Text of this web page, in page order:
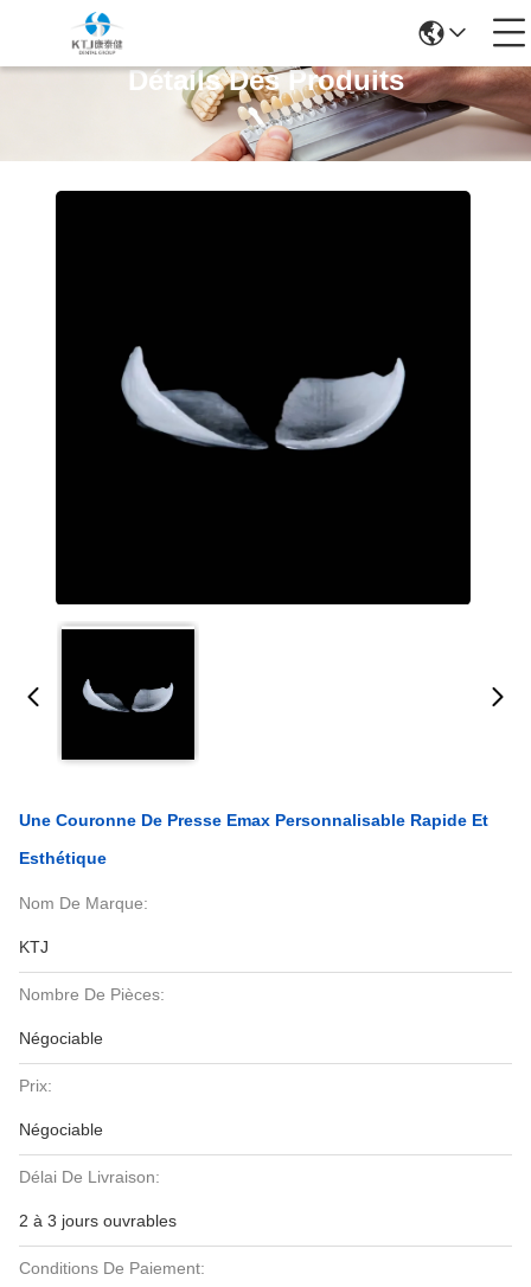
Détails Des Produits
Une Couronne De Presse Emax Personnalisable Rapide Et
Esthétique
Nom De Marque:
KTJ
Nombre De Pièces:
Négociable
Prix:
Négociable
Délai De Livraison:
2 à 3 jours ouvrables
Conditions De Paiement: